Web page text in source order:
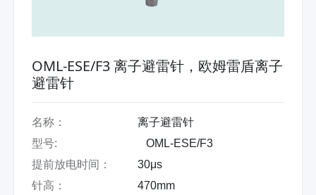
OML-ESE/F3 离子避雷针，欧姆雷盾离子
避雷针
名称：
离子避雷针
型号:
OML-ESE/F3
提前放电时间：
30μs
针高：
470mm